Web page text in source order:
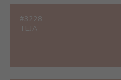
#3228
TEJA